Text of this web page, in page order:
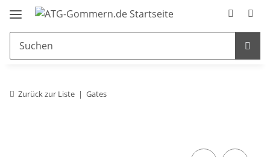
Zurück zur Liste Gates